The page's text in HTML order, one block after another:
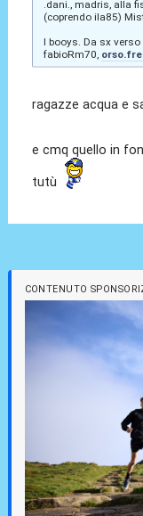
.dani., madris, alla
(coprendo ila85)
I booys. Da sx
fabioRm70,
ragazze acqua e
e cmq quello in
tutù
CONTENUTO